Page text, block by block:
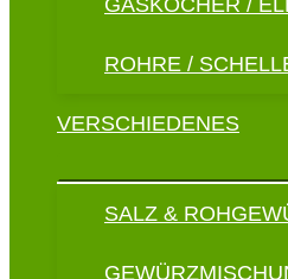
GASKOCHER /
ROHRE /
VERSCHIEDENES
SALZ &